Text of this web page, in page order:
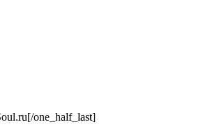
[/one_half_last]